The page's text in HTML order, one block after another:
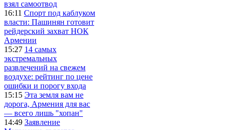
взял самоотвод
16:11 Спорт под каблуком
власти: Пашинян готовит
рейдерский захват НОК
Армении
15:27 14 самых
экстремальных
развлечений на свежем
воздухе: рейтинг по цене
ошибки и порогу входа
15:15 Эта земля вам не
дорога, Армения для вас
— всего лишь "хопан"
14:49 Заявление